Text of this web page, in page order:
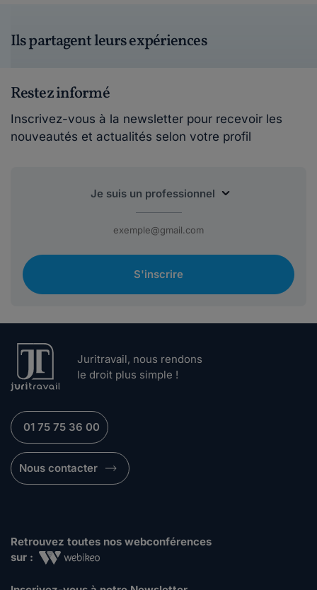
Ils partagent leurs expériences
Restez informé
Inscrivez-vous à la newsletter pour recevoir les
nouveautés et actualités selon votre profil
S'inscrire
Juritravail, nous rendons
le droit plus simple !
01 75 75 36 00
Nous contacter
Retrouvez toutes nos webconférences
sur :